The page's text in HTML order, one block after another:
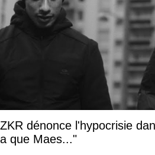
ZKR dénonce l'hypocrisie
a que Maes..."